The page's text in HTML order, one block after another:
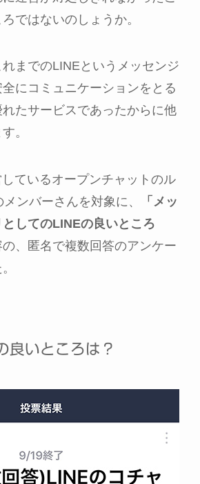
ではないのしょうか。
までのLINEというメッセンジ
にコミュニケーションをとる
たサービスであったからに他
。
ているオープンチャットのル
ンバーさんを対象に、
「メッ
してのLINEの良いところ
の、匿名で複数回答のアンケー
良いところは？